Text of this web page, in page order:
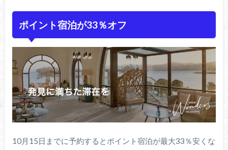
ポイント宿泊が33％オフ
10月15日までに予約するとポイント宿泊が最大33％安くな